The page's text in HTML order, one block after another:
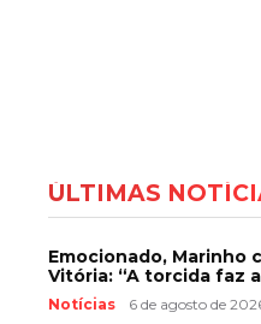
ÚLTIMAS
Emocionado, Marinho
Vitória: “A torcida faz
Notícias 6 de agosto de